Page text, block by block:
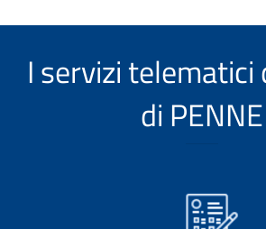
I servizi telematici
di PENNE